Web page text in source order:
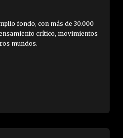
fondo, con más de 30.000
crítico, movimientos
mundos.